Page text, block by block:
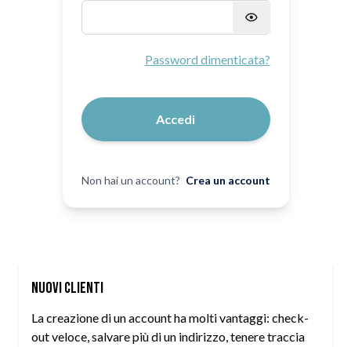
Password dimenticata?
Accedi
Non hai un account? Crea un account
Nuovi Clienti
La creazione di un account ha molti vantaggi: check-
out veloce, salvare più di un indirizzo, tenere traccia